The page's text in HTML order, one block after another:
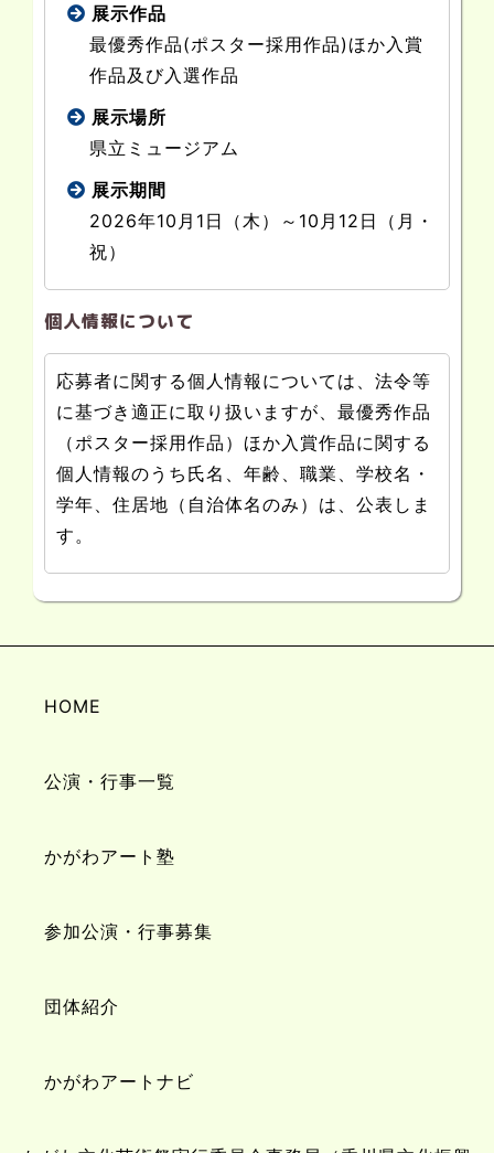
展示作品
最優秀作品(ポスター採用作品)ほか入賞
作品及び入選作品
展示場所
県立ミュージアム
展示期間
2026年10月1日（木）～10月12日（月・
祝）
個人情報について
応募者に関する個人情報については、法令等
に基づき適正に取り扱いますが、最優秀作品
（ポスター採用作品）ほか入賞作品に関する
個人情報のうち氏名、年齢、職業、学校名・
学年、住居地（自治体名のみ）は、公表しま
す。
HOME
公演・行事一覧
かがわアート塾
参加公演・行事募集
団体紹介
かがわアートナビ